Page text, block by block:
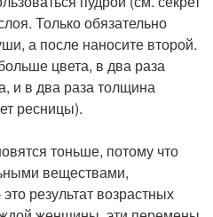
Только обязательно
а после наносите второй.
цвета, в два раза
и в два раза толщина
ресницы).
тоньше, потому что
веществами,
результат возрастных